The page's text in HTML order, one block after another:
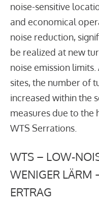
noise-sensitive
and economical
noise reduction,
be realized at new
noise emission
sites, the number of
increased within the
measures due to the
WTS Serrations.
WTS – LOW-
WENIGER LÄRM
ERTRAG